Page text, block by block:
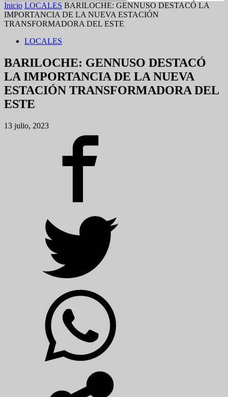
Inicio LOCALES BARILOCHE: GENNUSO DESTACÓ LA
IMPORTANCIA DE LA NUEVA ESTACIÓN
TRANSFORMADORA DEL ESTE
LOCALES
BARILOCHE: GENNUSO DESTACÓ
LA IMPORTANCIA DE LA NUEVA
ESTACIÓN TRANSFORMADORA DEL
ESTE
13 julio, 2023